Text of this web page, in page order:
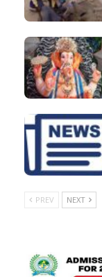
PREV NEXT